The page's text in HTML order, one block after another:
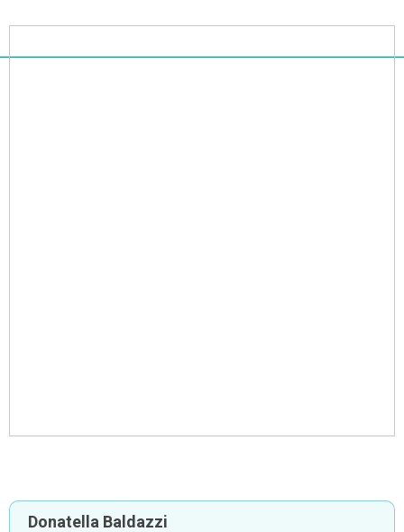
Donatella Baldazzi